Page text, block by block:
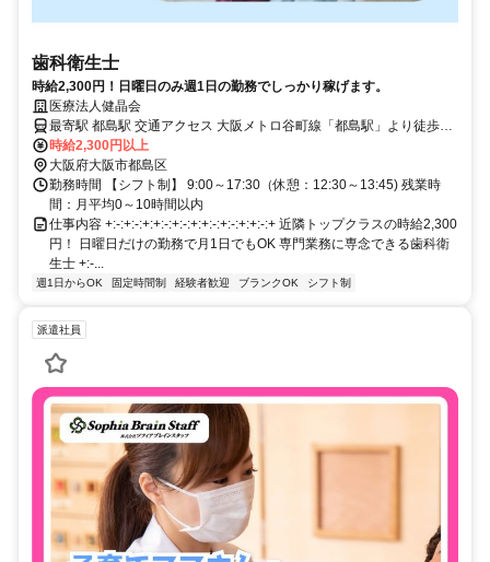
歯科衛生士
時給2,300円！日曜日のみ週1日の勤務でしっかり稼げます。
医療法人健晶会
最寄駅 都島駅 交通アクセス 大阪メトロ谷町線「都島駅」より徒歩13
分
時給2,300円以上
大阪府大阪市都島区
勤務時間 【シフト制】 9:00～17:30（休憩：12:30～13:45) 残業時
間：月平均0～10時間以内
仕事内容 +:-:+:-:+:+:-:+:-:+:+:-:+:-:+:+:-:+ 近隣トップクラスの時給2,300
円！ 日曜日だけの勤務で月1日でもOK 専門業務に専念できる歯科衛
生士 +:-...
週1日からOK 固定時間制 経験者歓迎 ブランクOK シフト制
派遣社員